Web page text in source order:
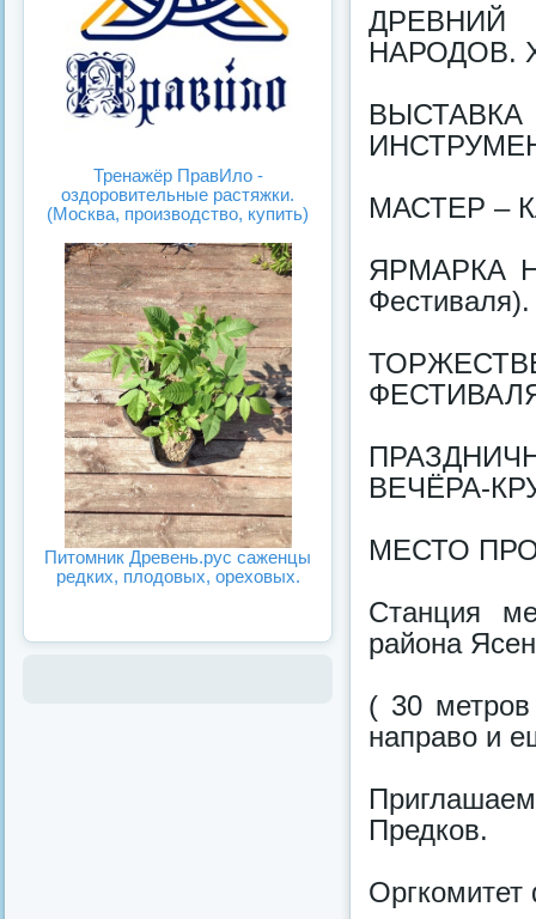
НАРОДОВ.
МАСТЕР –
ЯРМАРКА
Фестиваля).
ВЕЧЁРА-
МЕСТО
Станция
района
( 30
направо и
Предков.
Тренажёр ПравИло -
оздоровительные растяжки.
(Москва, производство, купить)
Питомник Древень.рус саженцы
редких, плодовых, ореховых.